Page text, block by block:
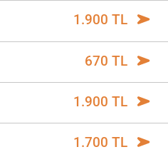
1.900 TL
670 TL
1.900 TL
1.700 TL